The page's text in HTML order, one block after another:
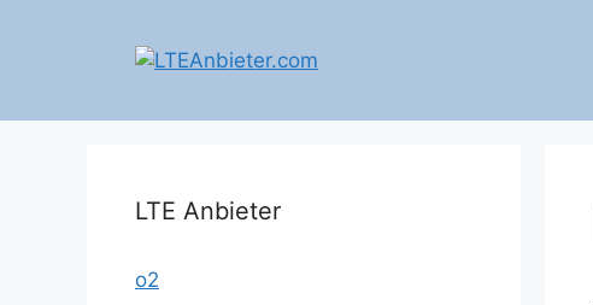
LTE Anbieter
o2